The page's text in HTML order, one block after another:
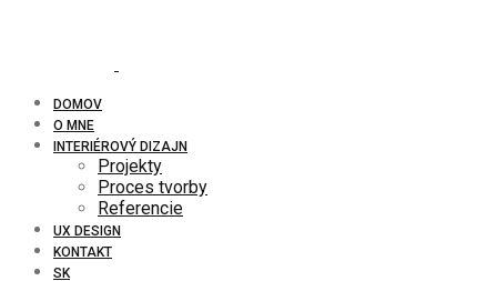
DOMOV
O MNE
INTERIÉROVÝ DIZAJN
Projekty
Proces tvorby
Referencie
UX DESIGN
KONTAKT
SK